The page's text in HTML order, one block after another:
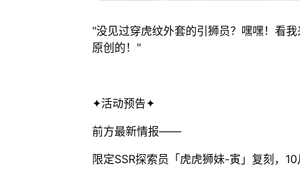
"没见过穿虎纹外套的引狮员？嘿嘿！看
原创的！"
✦活动预告✦
前方最新情报——
限定SSR探索员「虎虎狮妹-寅」复刻，10